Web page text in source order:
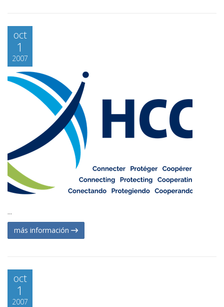
oct
1
2007
...
más información
oct
1
2007